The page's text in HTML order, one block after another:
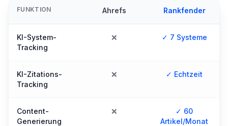
FUNKTION Ahrefs Rankfender
KI-System-
Tracking
❌ ✓ 7 Systeme
KI-Zitations-
Tracking
❌ ✓ Echtzeit
Content-
Generierung
❌
✓ 60
Artikel/Monat